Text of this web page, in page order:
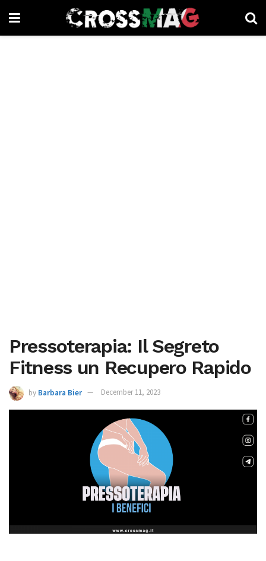
Pressoterapia: Il Segreto
Fitness un Recupero Rapido
by Barbara Bier December 11, 2023